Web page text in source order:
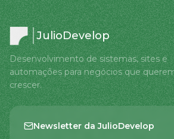
JulioDevelop
Desenvolvimento de sistemas, sites e
automações para negócios que
crescer.
Newsletter da JulioDevelop